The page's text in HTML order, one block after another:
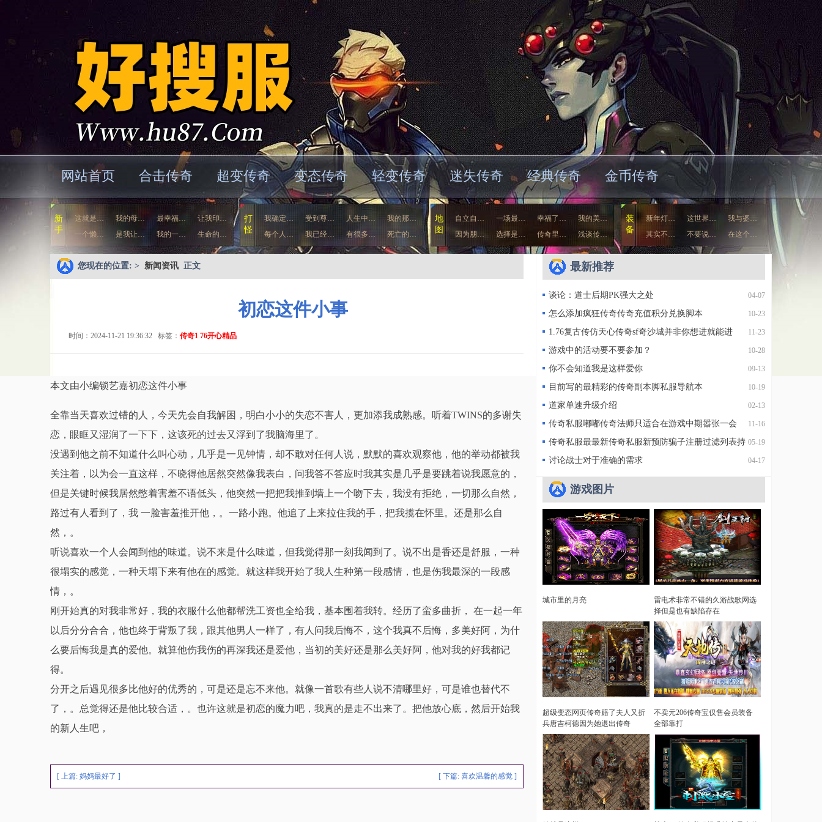
网站首页 合击传奇 超变传奇 变态传奇 轻变传奇 迷失传奇 经典传奇 金币传奇
新
手
这就是… 我的母… 最幸福…
让我印…
一个懒…
是我让… 我的一… 生命的…
打
怪
我确定… 受到尊… 人生中…
我的那…
每个人…
我已经… 有很多… 死亡的…
地
图
自立自… 一场最… 幸福了…
我的美…
因为朋…
选择是… 传奇里… 浅谈传…
装
备
新年灯… 这世界…
我与婆…
其实不…
不要说…
在这个…
我们聊…
自己眼…
您现在的位置: > 新闻资讯 正文
初恋这件小事
时间：2024-11-21 19:36:32 标签： 传奇1 76开心精品
本文由小编锁艺嘉初恋这件小事
全靠当天喜欢过错的人，今天先会自我解困，明白小小的失恋不害人，更加添我成熟感。听着TWINS的多谢失
恋，眼眶又湿润了一下下，这该死的过去又浮到了我脑海里了。
没遇到他之前不知道什么叫心动，几乎是一见钟情，却不敢对任何人说，默默的喜欢观察他，他的举动都被我
关注着，以为会一直这样，不晓得他居然突然像我表白，问我答不答应时我其实是几乎是要跳着说我愿意的，
但是关键时候我居然憋着害羞不语低头，他突然一把把我推到墙上一个吻下去，我没有拒绝，一切那么自然，
路过有人看到了，我 一脸害羞推开他，。一路小跑。他追了上来拉住我的手，把我揽在怀里。还是那么自
然，。
听说喜欢一个人会闻到他的味道。说不来是什么味道，但我觉得那一刻我闻到了。说不出是香还是舒服，一种
很塌实的感觉，一种天塌下来有他在的感觉。就这样我开始了我人生种第一段感情，也是伤我最深的一段感
情，。
刚开始真的对我非常好，我的衣服什么他都帮洗工资也全给我，基本围着我转。经历了蛮多曲折， 在一起一年
以后分分合合，他也终于背叛了我，跟其他男人一样了，有人问我后悔不，这个我真不后悔，多美好阿，为什
么要后悔我是真的爱他。就算他伤我伤的再深我还是爱他，当初的美好还是那么美好阿，他对我的好我都记
得。
分开之后遇见很多比他好的优秀的，可是还是忘不来他。就像一首歌有些人说不清哪里好，可是谁也替代不
了，。总觉得还是他比较合适，。也许这就是初恋的魔力吧，我真的是走不出来了。把他放心底，然后开始我
的新人生吧，
[ 上篇: 妈妈最好了 ] [ 下篇: 喜欢温馨的感觉 ]
最新推荐
04-07
谈论：道士后期PK强大之处
10-23
怎么添加疯狂传奇传奇充值积分兑换脚本
11-23
1.76复古传仿天心传奇sf奇沙城并非你想进就能进
10-28
游戏中的活动要不要参加？
09-13
你不会知道我是这样爱你
10-19
目前写的最精彩的传奇副本脚私服导航本
02-13
道家单速升级介绍
11-16
传奇私服嘟嘟传奇法师只适合在游戏中期嚣张一会
05-19
传奇私服最最新传奇私服新预防骗子注册过滤列表持
续更新
04-17
讨论战士对于准确的需求
游戏图片
城市里的月亮
雷电术非常不错的久游战歌网选
择但是也有缺陷存在
超级变态网页传奇赔了夫人又折
兵唐吉柯德因为她退出传奇
不卖元206传奇宝仅售会员装备
全部靠打